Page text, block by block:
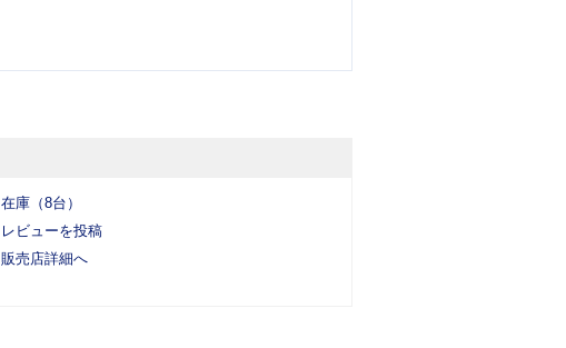
在庫（8台）
レビューを投稿
販売店詳細へ